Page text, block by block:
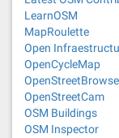
LearnOSM
MapRoulette
Open
OpenCycleMap
OpenStreetCam
OSM Buildings
OSM Inspector